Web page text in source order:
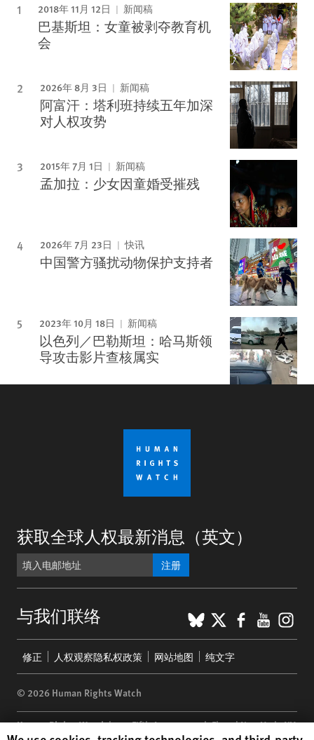
2018年 11月 12日 新闻稿
巴基斯坦：女童被剥夺教育机
会
2026年 8月 3日 新闻稿
阿富汗：塔利班持续五年加深
对人权攻势
2015年 7月 1日 新闻稿
孟加拉：少女因童婚受摧残
2026年 7月 23日 快讯
中国警方骚扰动物保护支持者
2023年 10月 18日 新闻稿
以色列／巴勒斯坦：哈马斯领
导攻击影片查核属实
获取全球人权最新消息（英文）
注册
与我们联络 BlueSky
X
menu
修正 人权观察隐私权政策 网站地图 纯文字
© 2026 Human Rights Watch
Human Rights Watch| 350 Fifth Avenue, 34th Floor | New York,NY